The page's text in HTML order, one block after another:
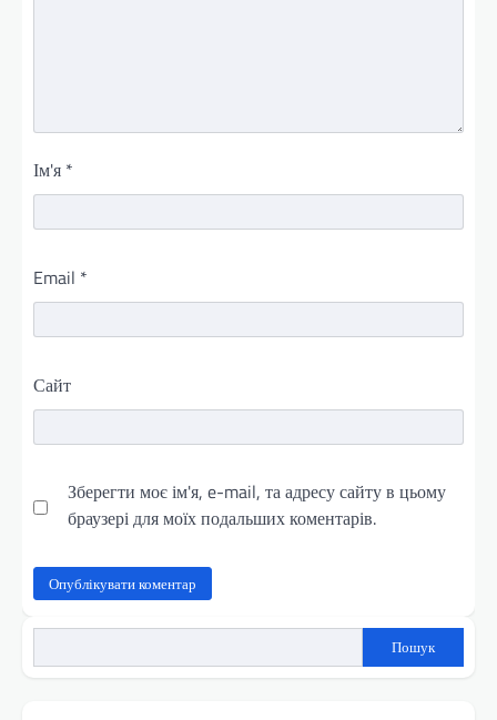
Ім'я *
Email *
Сайт
Зберегти моє ім'я, e-mail, та адресу сайту в цьому
браузері для моїх подальших коментарів.
Пошук